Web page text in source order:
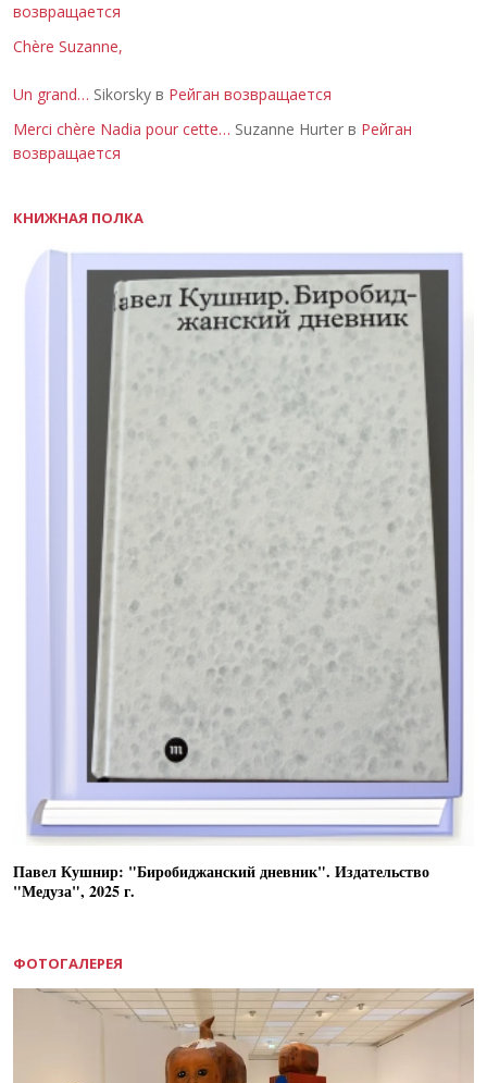
возвращается
Chère Suzanne,
Un grand… Sikorsky в Рейган возвращается
Merci chère Nadia pour cette… Suzanne Hurter в Рейган
возвращается
КНИЖНАЯ ПОЛКА
Павел Кушнир: "Биробиджанский дневник". Издательство
"Медуза", 2025 г.
ФОТОГАЛЕРЕЯ